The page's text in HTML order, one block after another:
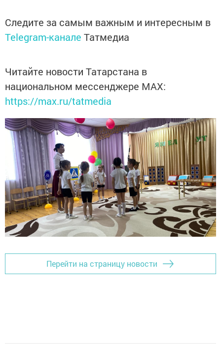
Следите за самым важным и интересным в
Telegram-канале Татмедиа
Читайте новости Татарстана в
национальном мессенджере MАХ:
https://max.ru/tatmedia
Перейти на страницу новости